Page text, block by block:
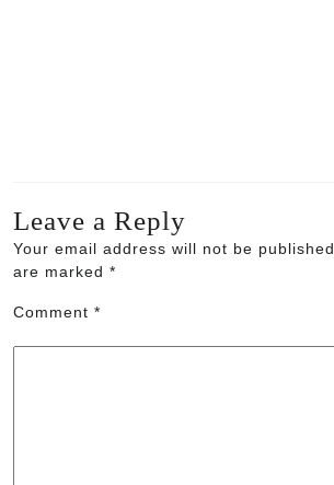
Leave a Reply
Your email address will not be published.
are marked *
Comment *